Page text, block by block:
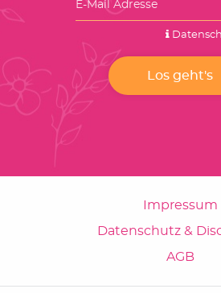
Impressum
Datenschutz &
AGB